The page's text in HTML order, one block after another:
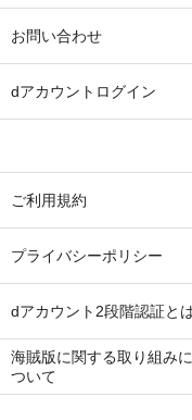
お問い合わせ
dアカウントログイン
ご利用規約
プライバシーポリシー
dアカウント2段階認証と
海賊版に関する取り組みに
ついて